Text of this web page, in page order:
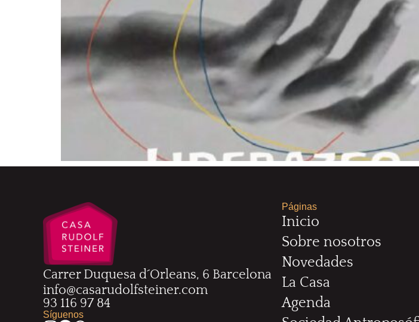
Carrer Duquesa d´Orleans, 6 Barcelona
info@casarudolfsteiner.com
93 116 97 84
Síguenos
Páginas
Inicio
Sobre nosotros
Novedades
La Casa
Agenda